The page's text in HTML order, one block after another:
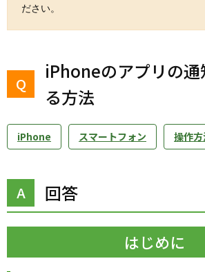
ださい。
iPhoneのアプリの
る方法
iPhone スマートフォン 操作
回答
はじめに